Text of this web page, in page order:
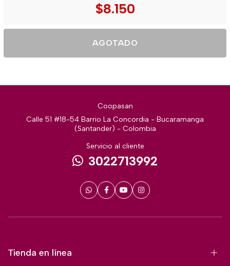
$8.150
AGOTADO
Coopasan
Calle 51 #18-54 Barrio La Concordia - Bucaramanga
(Santander) - Colombia
Servicio al cliente
3022713992
Tienda en línea